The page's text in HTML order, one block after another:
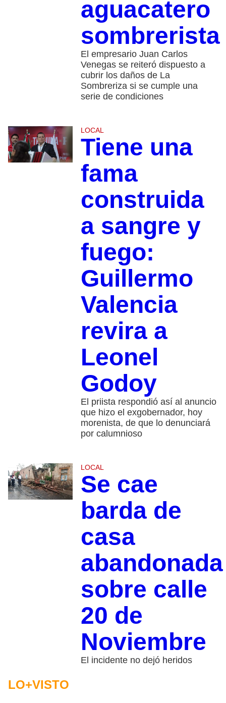
aguacatero
sombrerista
El empresario Juan Carlos
Venegas se reiteró dispuesto a
cubrir los daños de La
Sombreriza si se cumple una
serie de condiciones
LOCAL
Tiene una
fama
construida
a sangre y
fuego:
Guillermo
Valencia
revira a
Leonel
Godoy
El priista respondió así al anuncio
que hizo el exgobernador, hoy
morenista, de que lo denunciará
por calumnioso
LOCAL
Se cae
barda de
casa
abandonada
sobre calle
20 de
Noviembre
El incidente no dejó heridos
LO+VISTO